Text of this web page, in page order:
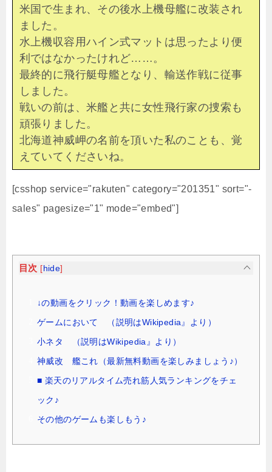
米国で生まれ、その後水上機母艦に改装され
ました。
水上機収容用ハイン式マットは思ったより便
利ではなかったけれど……。
最終的に飛行艇母艦となり、輸送作戦に従事
しました。
戦いの前は、米艦と共に女性飛行家の捜索も
頑張りました。
北海道神威岬の名前を頂いた私のことも、覚
えていてくださいね。
[csshop service="rakuten" category="201351" sort="-
sales" pagesize="1" mode="embed"]
目次 [ hide]
↓の動画をクリック！動画を楽しめます♪
ゲームにおいて （説明はWikipedia』より）
小ネタ （説明はWikipedia』より）
神威改 艦これ（最新無料動画を楽しみましょう♪）
■ 楽天のリアルタイム売れ筋人気ランキングをチェ
ック♪
その他のゲームも楽しもう♪